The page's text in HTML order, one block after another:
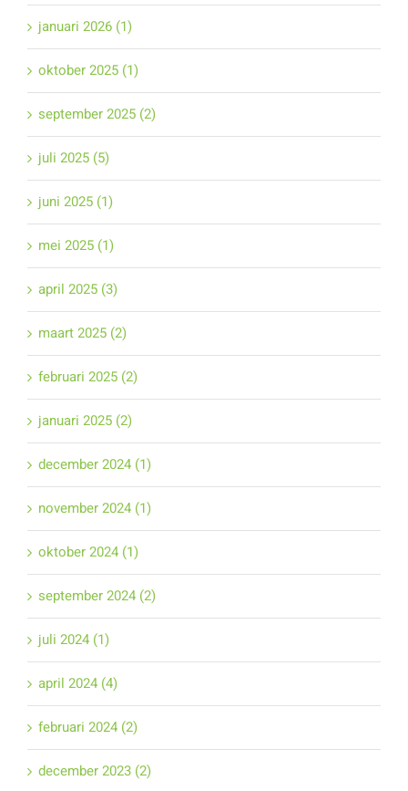
januari 2026 (1)
oktober 2025 (1)
september 2025 (2)
juli 2025 (5)
juni 2025 (1)
mei 2025 (1)
april 2025 (3)
maart 2025 (2)
februari 2025 (2)
januari 2025 (2)
december 2024 (1)
november 2024 (1)
oktober 2024 (1)
september 2024 (2)
juli 2024 (1)
april 2024 (4)
februari 2024 (2)
december 2023 (2)